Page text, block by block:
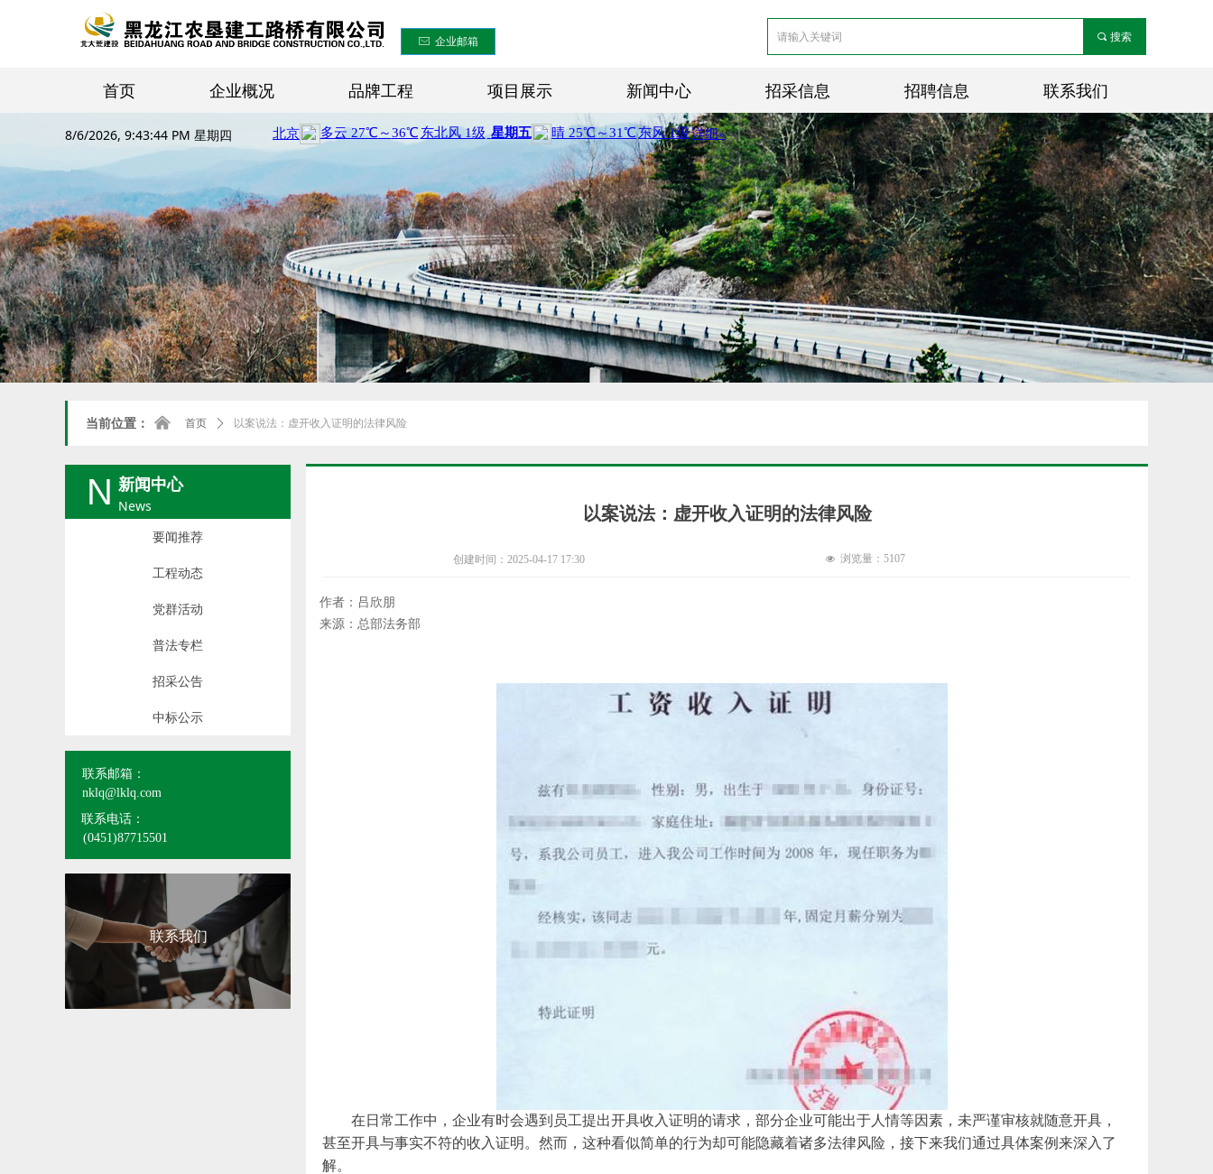
8/6/2026, 9:43:45 PM 星期四
首页 企业概况 品牌工程 项目展示 新闻中心 招采信息 招聘信息 联系我们
끠 搜索
ꂘ 企业邮箱
当前位置： 首页 ꄲ 以案说法：虚开收入证明的法律风险
낀
联系我们
新闻中心
News
N
联系电话：
联系邮箱：
nklq@lklq.com
(0451)87715501
要闻推荐
工程动态
党群活动
普法专栏
招采公告
中标公示
以案说法：虚开收入证明的法律风险
在日常工作中，企业有时会遇到员工提出开具收入证明的请求，部分企业可能出于人情等因素，未严谨审核就随意开具，
甚至开具与事实不符的收入证明。然而，这种看似简单的行为却可能隐藏着诸多法律风险，接下来我们通过具体案例来深入了
解。
创建时间： 2025-04-17 17:30 넶 浏览量： 5107
作者：吕欣朋
来源：总部法务部